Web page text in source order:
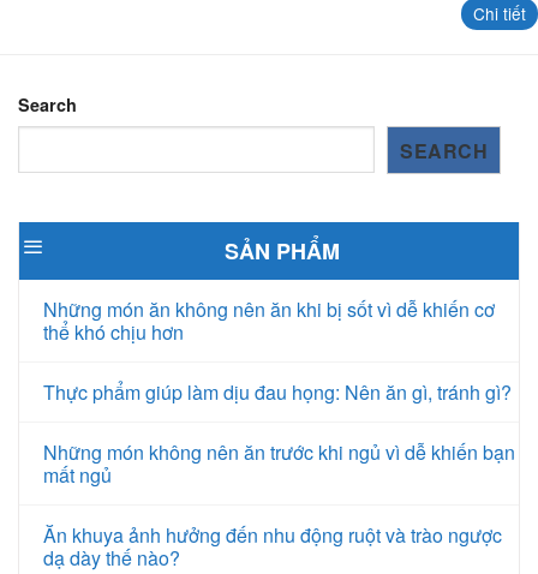
Chi tiết
Search
SEARCH
SẢN PHẨM
Những món ăn không nên ăn khi bị sốt vì dễ khiến cơ
thể khó chịu hơn
Thực phẩm giúp làm dịu đau họng: Nên ăn gì, tránh gì?
Những món không nên ăn trước khi ngủ vì dễ khiến bạn
mất ngủ
Ăn khuya ảnh hưởng đến nhu động ruột và trào ngược
dạ dày thế nào?